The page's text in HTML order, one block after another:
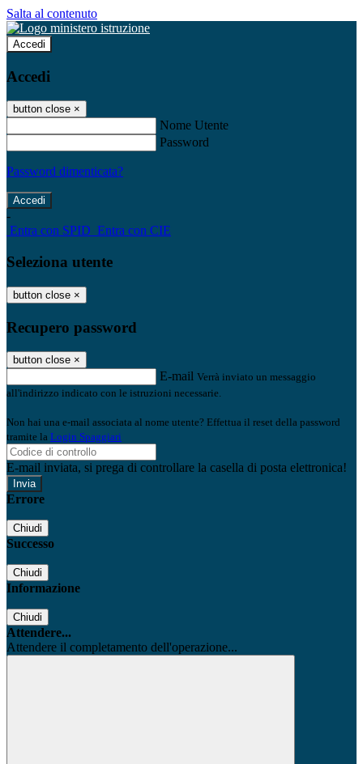
Salta al contenuto
Accedi
Accedi
button close ×
Nome Utente
Password
Password dimenticata?
-
Entra con SPID Entra con CIE
Seleziona utente
button close ×
Recupero password
button close ×
E-mail Verrà inviato un messaggio
all'indirizzo indicato con le istruzioni necessarie.
Non hai una e-mail associata al nome utente? Effettua il reset della password
tramite la Login Spaggiari
E-mail inviata, si prega di controllare la casella di posta elettronica!
Errore
Chiudi
Successo
Chiudi
Informazione
Chiudi
Attendere...
Attendere il completamento dell'operazione...